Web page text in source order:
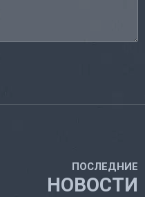
ПОСЛЕДНИЕ
НОВОСТИ